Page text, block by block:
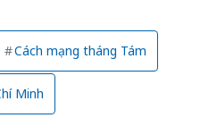
Cách mạng tháng Tám
Minh